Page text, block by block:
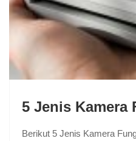
5 Jenis
Berikut 5 Jenis Kamera